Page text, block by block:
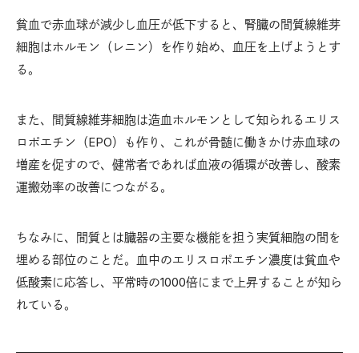
貧血で赤血球が減少し血圧が低下すると、腎臓の間質線維芽
細胞はホルモン（レニン）を作り始め、血圧を上げようとす
る。
また、間質線維芽細胞は造血ホルモンとして知られるエリス
ロポエチン（EPO）も作り、これが骨髄に働きかけ赤血球の
増産を促すので、健常者であれば血液の循環が改善し、酸素
運搬効率の改善につながる。
ちなみに、間質とは臓器の主要な機能を担う実質細胞の間を
埋める部位のことだ。血中のエリスロポエチン濃度は貧血や
低酸素に応答し、平常時の1000倍にまで上昇することが知ら
れている。